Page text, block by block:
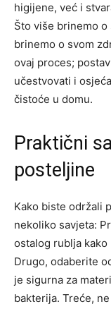
higijene, već i
Što više brinemo
brinemo o svom
ovaj proces;
učestvovati i
čistoće u domu.
Praktični
posteljine
Kako biste održali
nekoliko savjeta:
ostalog rublja
Drugo, odaberite
je sigurna za
bakterija. Treće,